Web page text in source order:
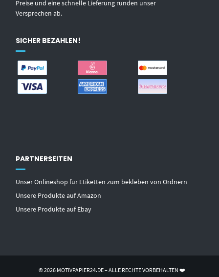
Preise und eine schnelle Lieferung runden unser
Versprechen ab.
SICHER BEZAHLEN!
PARTNERSEITEN
Unser Onlineshop für Etiketten zum bekleben von Ordnern
Unsere Produkte auf Amazon
Unsere Produkte auf Ebay
© 2026 MOTIVPAPIER24.DE – ALLE RECHTE VORBEHALTEN ❤️